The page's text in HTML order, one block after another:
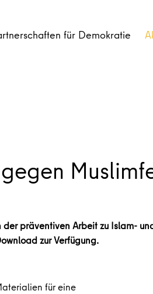
für Demokratie
präventiven Arbeit zu Islam-
zur Verfügung.
für eine